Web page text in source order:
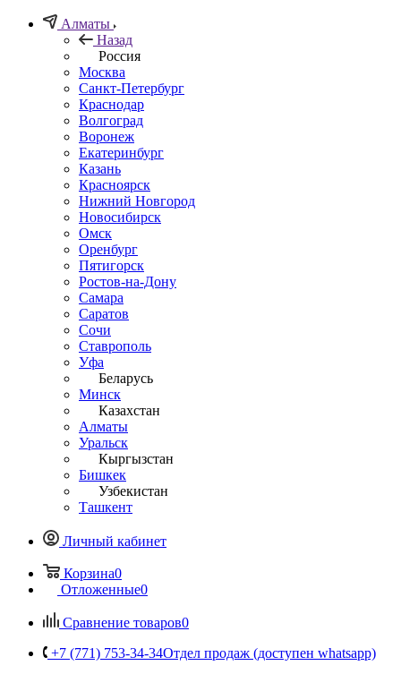
Алматы
Назад
Россия
Москва
Санкт-Петербург
Краснодар
Волгоград
Воронеж
Екатеринбург
Казань
Красноярск
Нижний Новгород
Новосибирск
Омск
Оренбург
Пятигорск
Ростов-на-Дону
Самара
Саратов
Сочи
Ставрополь
Уфа
Беларусь
Минск
Казахстан
Алматы
Уральск
Кыргызстан
Бишкек
Узбекистан
Ташкент
Личный кабинет
Корзина0
Отложенные0
Сравнение товаров0
+7 (771) 753-34-34Отдел продаж (доступен whatsapp)